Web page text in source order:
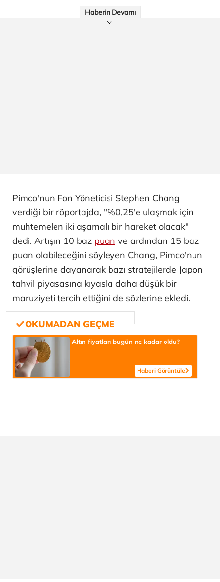
Haberin Devamı
Pimco'nun Fon Yöneticisi Stephen Chang
verdiği bir röportajda, "%0,25'e ulaşmak için
muhtemelen iki aşamalı bir hareket olacak"
dedi. Artışın 10 baz puan ve ardından 15 baz
puan olabileceğini söyleyen Chang, Pimco'nun
görüşlerine dayanarak bazı stratejilerde Japon
tahvil piyasasına kıyasla daha düşük bir
maruziyeti tercih ettiğini de sözlerine ekledi.
Altın fiyatları bugün ne kadar oldu?
Haberi Görüntüle